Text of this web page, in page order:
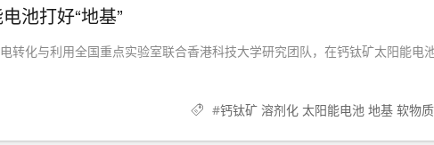
池打好“地基”
转化与利用全国重点实验室联合香港科技大学研究团队，在钙钛矿太阳能电
#钙钛矿 溶剂化 太阳能电池 地基 软物质